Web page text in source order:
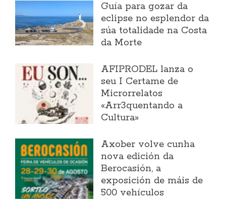
Guía para gozar da
eclipse no esplendor da
súa totalidade na Costa
da Morte
AFIPRODEL lanza o
seu I Certame de
Microrrelatos
«Arr3quentando a
Cultura»
Axober volve cunha
nova edición da
Berocasión, a
exposición de máis de
500 vehículos